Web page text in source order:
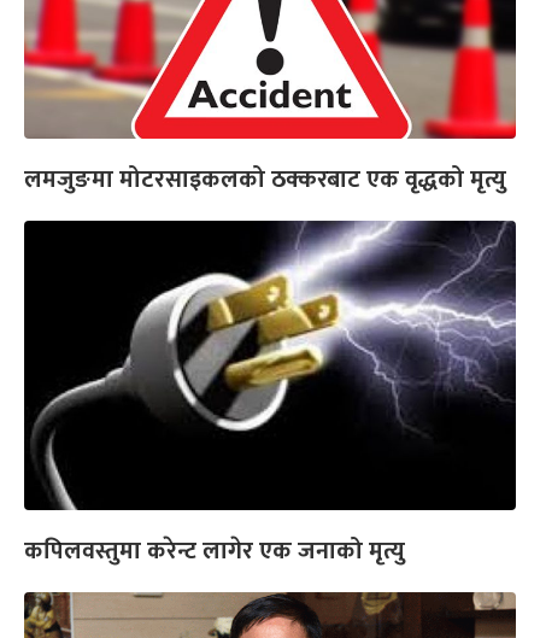
लमजुङमा मोटरसाइकलको ठक्करबाट एक वृद्धको मृत्यु
कपिलवस्तुमा करेन्ट लागेर एक जनाको मृत्यु